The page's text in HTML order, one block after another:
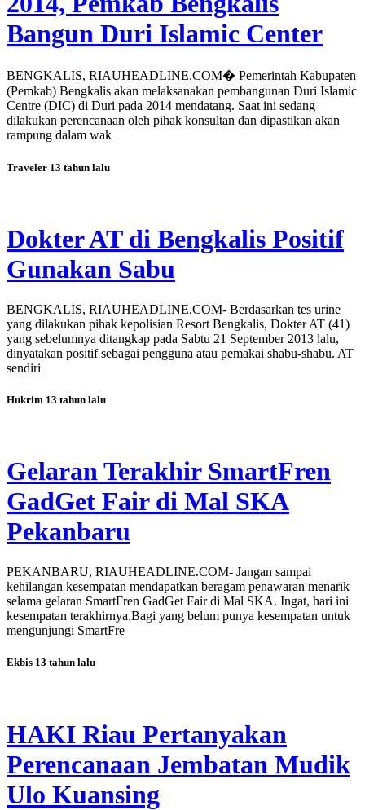
Bangun Duri Islamic Center
BENGKALIS, RIAUHEADLINE.COM� Pemerintah Kabupaten
(Pemkab) Bengkalis akan melaksanakan pembangunan Duri Islamic
Centre (DIC) di Duri pada 2014 mendatang. Saat ini sedang
dilakukan perencanaan oleh pihak konsultan dan dipastikan akan
rampung dalam wak
Traveler 13 tahun lalu
Dokter AT di Bengkalis Positif
Gunakan Sabu
BENGKALIS, RIAUHEADLINE.COM- Berdasarkan tes urine
yang dilakukan pihak kepolisian Resort Bengkalis, Dokter AT (41)
yang sebelumnya ditangkap pada Sabtu 21 September 2013 lalu,
dinyatakan positif sebagai pengguna atau pemakai shabu-shabu. AT
sendiri
Hukrim 13 tahun lalu
Gelaran Terakhir SmartFren
GadGet Fair di Mal SKA
Pekanbaru
PEKANBARU, RIAUHEADLINE.COM- Jangan sampai
kehilangan kesempatan mendapatkan beragam penawaran menarik
selama gelaran SmartFren GadGet Fair di Mal SKA. Ingat, hari ini
kesempatan terakhirnya.Bagi yang belum punya kesempatan untuk
mengunjungi SmartFre
Ekbis 13 tahun lalu
HAKI Riau Pertanyakan
Perencanaan Jembatan Mudik
Ulo Kuansing